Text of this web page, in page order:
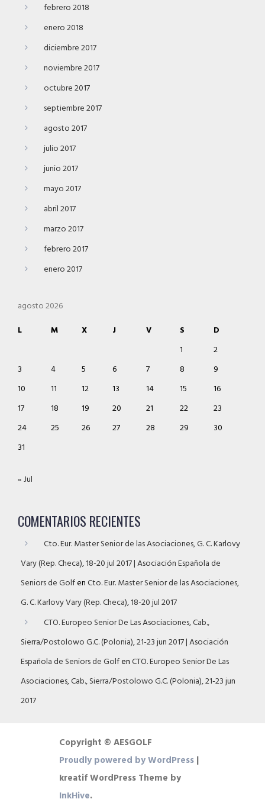
febrero 2018
enero 2018
diciembre 2017
noviembre 2017
octubre 2017
septiembre 2017
agosto 2017
julio 2017
junio 2017
mayo 2017
abril 2017
marzo 2017
febrero 2017
enero 2017
agosto 2026
L
M X J V S
D
1
2
3
4 5 6 7 8
9
10
11 12 13 14 15
16
17
18 19 20 21 22
23
24
25 26 27 28 29
30
31
« Jul
COMENTARIOS RECIENTES
Cto. Eur. Master Senior de las Asociaciones, G. C. Karlovy
Vary (Rep. Checa), 18-20 jul 2017 | Asociación Española de
Seniors de GolfenCto. Eur. Master Senior de las Asociaciones,
G. C. Karlovy Vary (Rep. Checa), 18-20 jul 2017
CTO. Europeo Senior De Las Asociaciones, Cab.,
Sierra/Postolowo G.C. (Polonia), 21-23 jun 2017 | Asociación
Española de Seniors de GolfenCTO. Europeo Senior De Las
Asociaciones, Cab., Sierra/Postolowo G.C. (Polonia), 21-23 jun
2017
Copyright © AESGOLF
Proudly powered by WordPress |
kreatif WordPress Theme by
InkHive.